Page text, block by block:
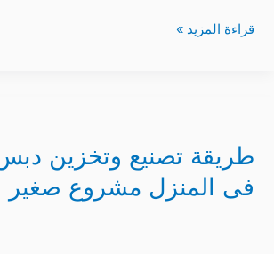
قراءة المزيد »
طريقة تصنيع وتخزين دبس
فى المنزل مشروع صغير
وتخزين
دبس